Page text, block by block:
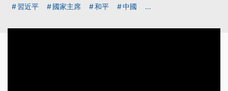
習近平 國家主席 和平 中國 ...